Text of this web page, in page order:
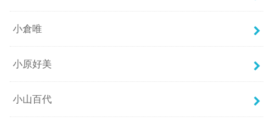
小倉唯
小原好美
小山百代